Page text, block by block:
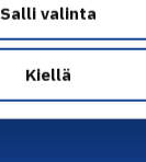
Salli valinta
Kiellä